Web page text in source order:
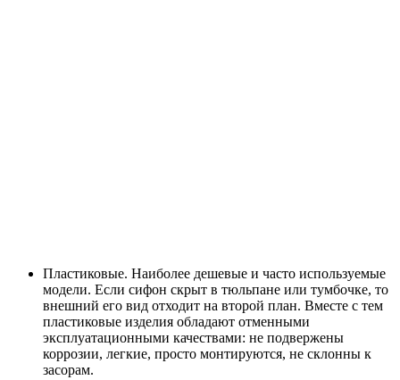
Пластиковые. Наиболее дешевые и часто используемые
модели. Если сифон скрыт в тюльпане или тумбочке, то
внешний его вид отходит на второй план. Вместе с тем
пластиковые изделия обладают отменными
эксплуатационными качествами: не подвержены
коррозии, легкие, просто монтируются, не склонны к
засорам.